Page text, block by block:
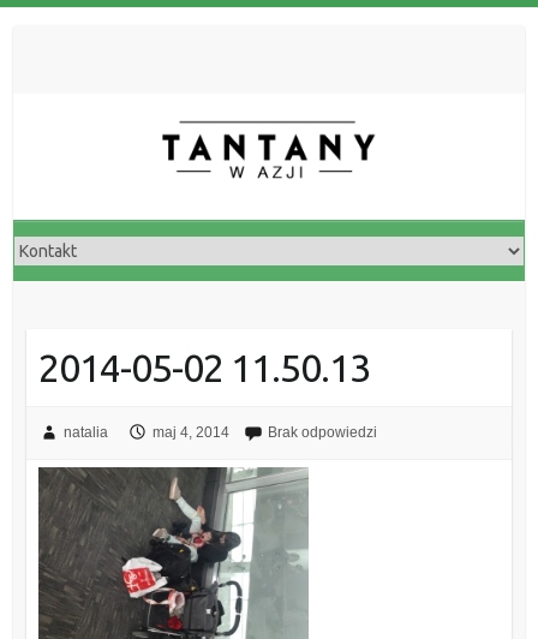
2014-05-02 11.50.13
natalia maj 4, 2014 Brak odpowiedzi